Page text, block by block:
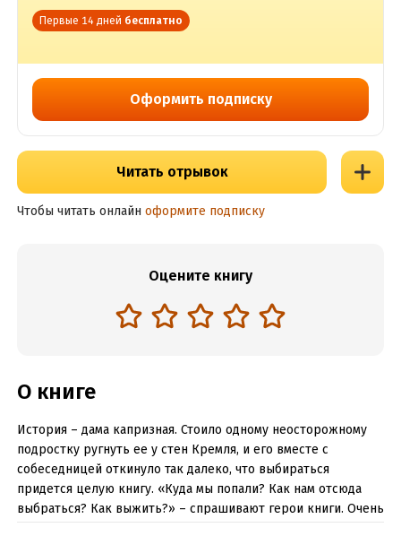
Первые 14 дней бесплатно
Оформить подписку
Читать отрывок
Чтобы читать онлайн оформите подписку
Оцените книгу
О книге
История – дама капризная. Стоило одному неосторожному
подростку ругнуть ее у стен Кремля, и его вместе с
собеседницей откинуло так далеко, что выбираться
придется целую книгу. «Куда мы попали? Как нам отсюда
выбраться? Как выжить?» – спрашивают герои книги. Очень